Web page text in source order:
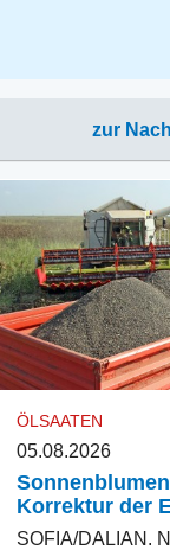
zur
ÖLSAATEN
05.08.2026
Korrektur der
SOFIA/DALIAN.